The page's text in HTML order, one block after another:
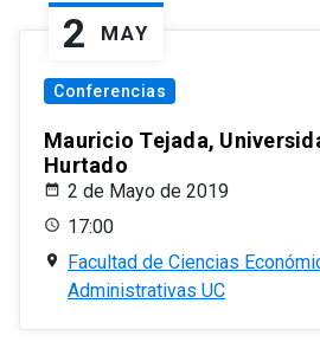
2 MAY
Conferencias
Mauricio Tejada,
Hurtado
2 de Mayo de 2019
17:00
Facultad de Ciencias
Administrativas UC